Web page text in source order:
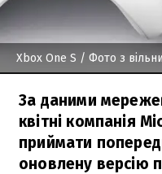
Xbox One S / Фото з
За даними
квітні компанія
приймати
оновлену версію